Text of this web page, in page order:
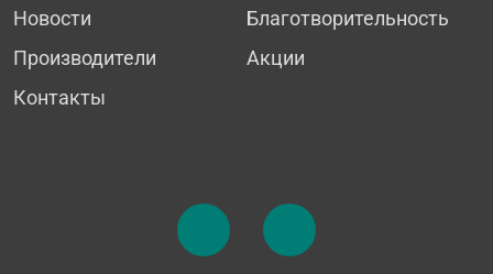
Новости
Производители
Контакты
Благотворительность
Акции